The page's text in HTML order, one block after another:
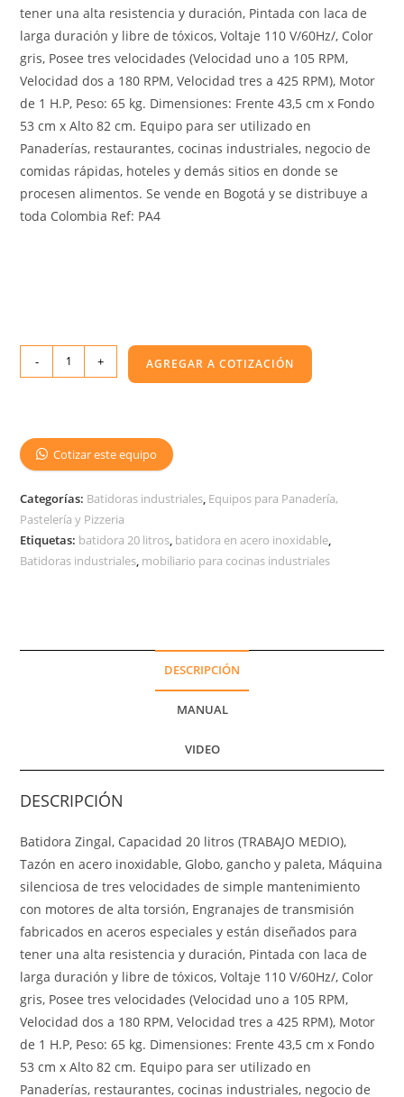
tener una alta resistencia y duración, Pintada con laca de
larga duración y libre de tóxicos, Voltaje 110 V/60Hz/, Color
gris, Posee tres velocidades (Velocidad uno a 105 RPM,
Velocidad dos a 180 RPM, Velocidad tres a 425 RPM), Motor
de 1 H.P, Peso: 65 kg. Dimensiones: Frente 43,5 cm x Fondo
53 cm x Alto 82 cm. Equipo para ser utilizado en
Panaderías, restaurantes, cocinas industriales, negocio de
comidas rápidas, hoteles y demás sitios en donde se
procesen alimentos. Se vende en Bogotá y se distribuye a
toda Colombia Ref: PA4
- + AGREGAR A COTIZACIÓN
Cotizar este equipo
Categorías: Batidoras industriales Equipos para Panadería,
Pastelería y Pizzeria
Etiquetas: batidora 20 litros batidora en acero inoxidable
Batidoras industriales mobiliario para cocinas industriales
DESCRIPCIÓN
MANUAL
VIDEO
DESCRIPCIÓN
Batidora Zingal, Capacidad 20 litros (TRABAJO MEDIO),
Tazón en acero inoxidable, Globo, gancho y paleta, Máquina
silenciosa de tres velocidades de simple mantenimiento
con motores de alta torsión, Engranajes de transmisión
fabricados en aceros especiales y están diseñados para
tener una alta resistencia y duración, Pintada con laca de
larga duración y libre de tóxicos, Voltaje 110 V/60Hz/, Color
gris, Posee tres velocidades (Velocidad uno a 105 RPM,
Velocidad dos a 180 RPM, Velocidad tres a 425 RPM), Motor
de 1 H.P, Peso: 65 kg. Dimensiones: Frente 43,5 cm x Fondo
53 cm x Alto 82 cm. Equipo para ser utilizado en
Panaderías, restaurantes, cocinas industriales, negocio de